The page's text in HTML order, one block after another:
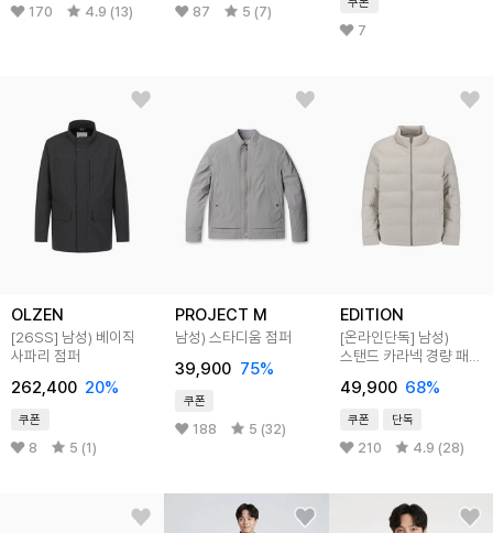
170 4.9 (13) 87 5 (7)
7
OLZEN
[26SS] 남성) 베이직
사파리 점퍼
262,400 20%
쿠폰
8 5 (1)
PROJECT M
남성) 스타디움 점퍼
39,900 75%
쿠폰
188 5 (32)
EDITION
[온라인단독] 남성)
스탠드 카라넥 경량 패딩
49,900 68%
쿠폰 단독
210 4.9 (28)